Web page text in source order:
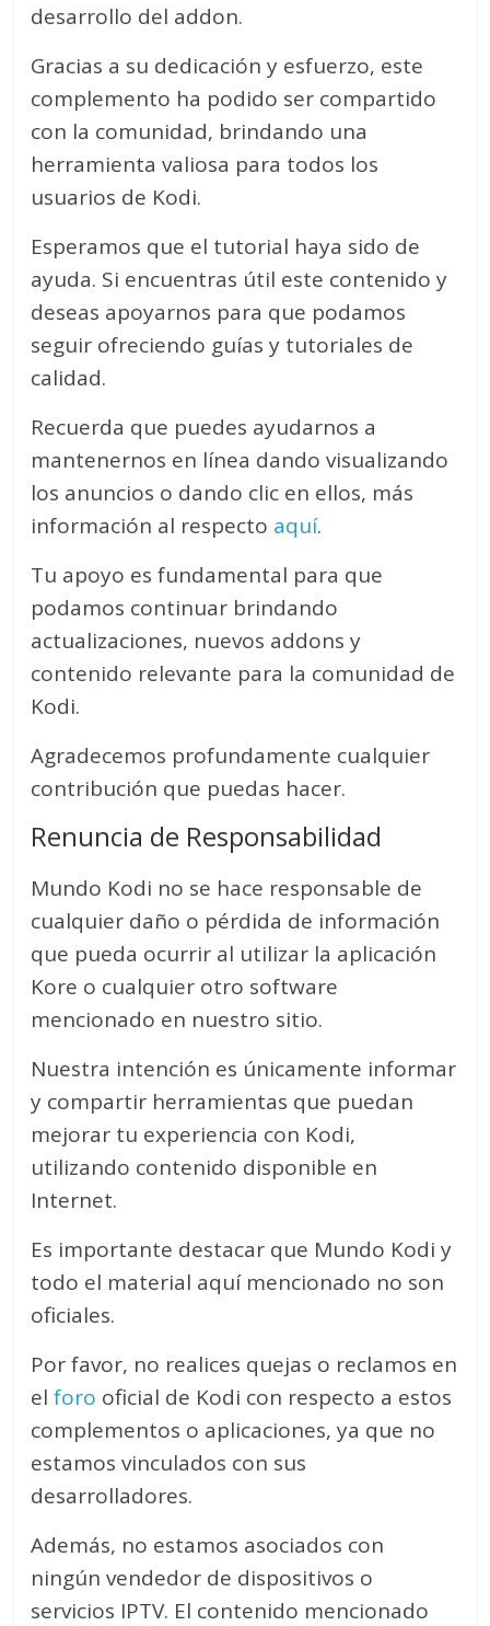
desarrollo del addon.
Gracias a su dedicación y esfuerzo, este
complemento ha podido ser compartido
con la comunidad, brindando una
herramienta valiosa para todos los
usuarios de Kodi.
Esperamos que el tutorial haya sido de
ayuda. Si encuentras útil este contenido y
deseas apoyarnos para que podamos
seguir ofreciendo guías y tutoriales de
calidad.
Recuerda que puedes ayudarnos a
mantenernos en línea dando visualizando
los anuncios o dando clic en ellos, más
información al respecto aquí.
Tu apoyo es fundamental para que
podamos continuar brindando
actualizaciones, nuevos addons y
contenido relevante para la comunidad de
Kodi.
Agradecemos profundamente cualquier
contribución que puedas hacer.
Renuncia de Responsabilidad
Mundo Kodi no se hace responsable de
cualquier daño o pérdida de información
que pueda ocurrir al utilizar la aplicación
Kore o cualquier otro software
mencionado en nuestro sitio.
Nuestra intención es únicamente informar
y compartir herramientas que puedan
mejorar tu experiencia con Kodi,
utilizando contenido disponible en
Internet.
Es importante destacar que Mundo Kodi y
todo el material aquí mencionado no son
oficiales.
Por favor, no realices quejas o reclamos en
elforo oficial de Kodi con respecto a estos
complementos o aplicaciones, ya que no
estamos vinculados con sus
desarrolladores.
Además, no estamos asociados con
ningún vendedor de dispositivos o
servicios IPTV. El contenido mencionado